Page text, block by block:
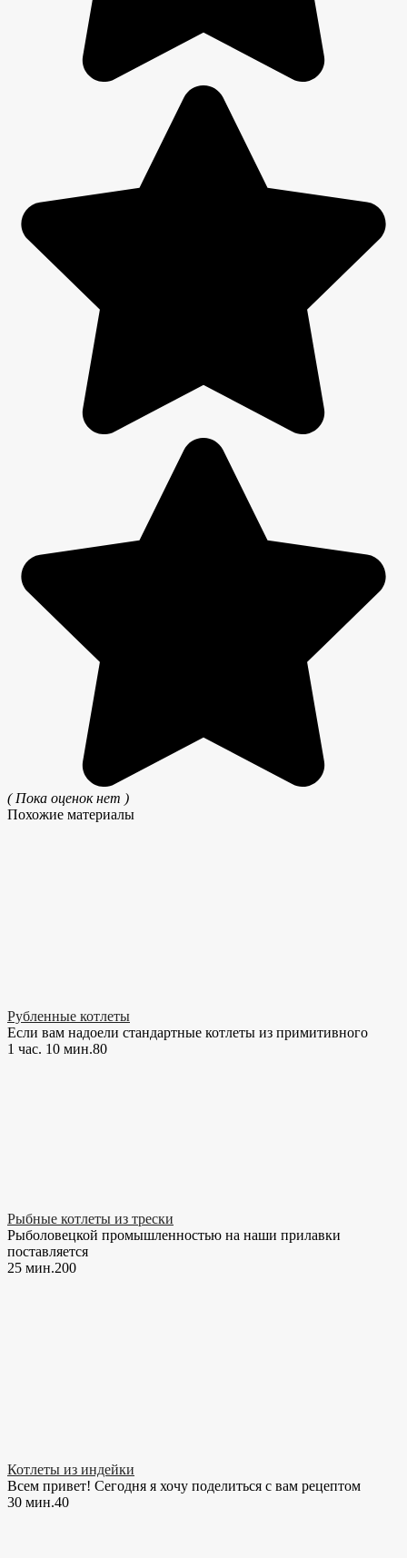
( Пока оценок нет )
Похожие материалы
Рубленные котлеты
Если вам надоели стандартные котлеты из примитивного
1 час. 10 мин.80
Рыбные котлеты из трески
Рыболовецкой промышленностью на наши прилавки
поставляется
25 мин.200
Котлеты из индейки
Всем привет! Сегодня я хочу поделиться с вам рецептом
30 мин.40